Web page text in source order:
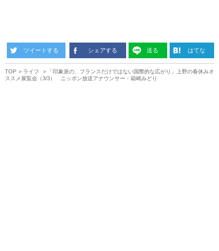
ツイートする シェアする 送る はてな
TOP ライフ
「印象派の、フランスだけではない国際的な広がり」上野の春休みオ
ススメ展覧会（3/3） ニッポン放送アナウンサー・箱崎みどり